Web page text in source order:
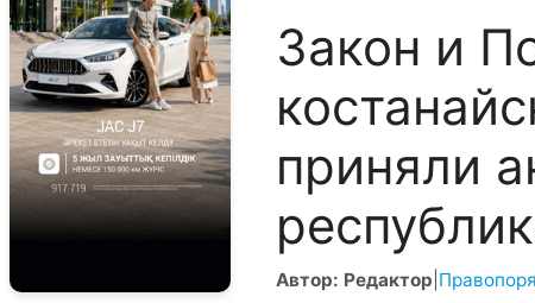
Закон и
приняли
Автор: Редактор